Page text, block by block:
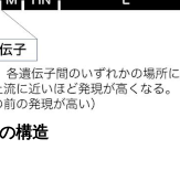
構造